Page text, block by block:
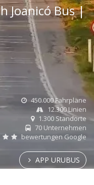
Joanicó Bus |
450.000 Fahrpläne
12.300 Linien
1.300 Standorte
70 Unternehmen
bewertungen Google
APP URUBUS